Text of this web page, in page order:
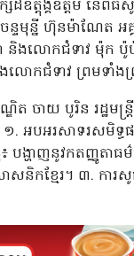
ឧត្តុង្គឧត្តម នៃពិធី
ន្នី ហ៊ុនម៉ាណែត អគ្គ
ា និងលោកជំទាវ ម៉ុក
លោកជំទាវ ព្រមទាំ
ឌិត ចាយ បូរិន រដ្ឋ
អរសាទរសមិទ្ធផល
បង្ហាញនូវកតញ្ញូតា
សនិកខ្មែរ។ ៣. ការ